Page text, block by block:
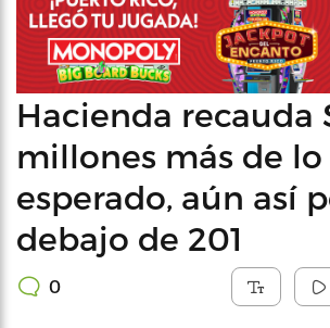
Hacienda recauda
millones más de lo
esperado, aún así
debajo de 201
0